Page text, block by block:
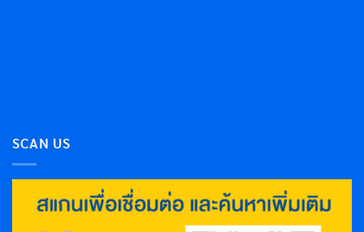
SCAN US